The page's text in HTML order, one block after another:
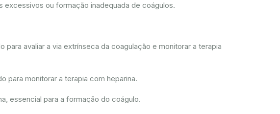
excessivos ou formação inadequada de coágulos.
avaliar a via extrínseca da coagulação e monitorar a terapia
para monitorar a terapia com heparina.
essencial para a formação do coágulo.